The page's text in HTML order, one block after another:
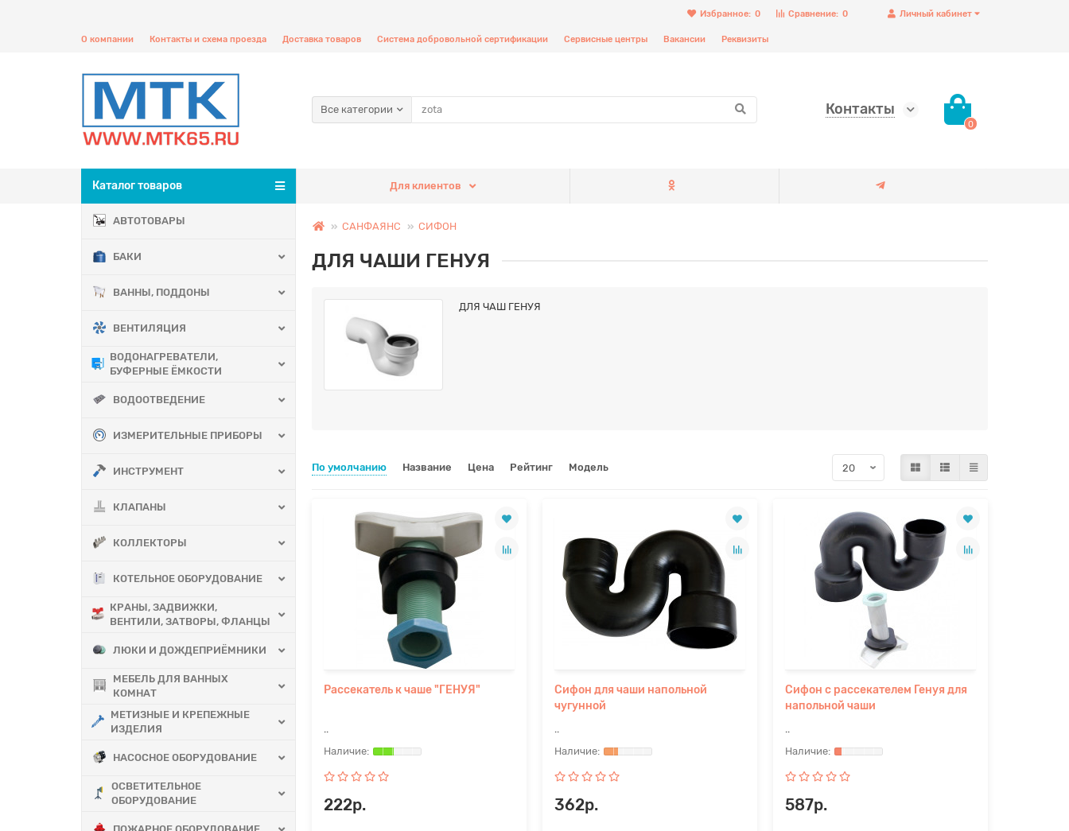
Личный кабинет
Сравнение: 0
Избранное: 0
О компании Контакты и схема проезда Доставка товаров Система добровольной сертификации Сервисные центры Вакансии Реквизиты
Все категории Контакты
0
Каталог товаров
АВТОТОВАРЫ
БАКИ
ВАННЫ, ПОДДОНЫ
ВЕНТИЛЯЦИЯ
ВОДОНАГРЕВАТЕЛИ,
БУФЕРНЫЕ ЁМКОСТИ
ВОДООТВЕДЕНИЕ
ИЗМЕРИТЕЛЬНЫЕ ПРИБОРЫ
ИНСТРУМЕНТ
КЛАПАНЫ
КОЛЛЕКТОРЫ
КОТЕЛЬНОЕ ОБОРУДОВАНИЕ
КРАНЫ, ЗАДВИЖКИ,
ВЕНТИЛИ, ЗАТВОРЫ, ФЛАНЦЫ
ЛЮКИ И ДОЖДЕПРИЁМНИКИ
МЕБЕЛЬ ДЛЯ ВАННЫХ
КОМНАТ
МЕТИЗНЫЕ И КРЕПЕЖНЫЕ
ИЗДЕЛИЯ
НАСОСНОЕ ОБОРУДОВАНИЕ
ОСВЕТИТЕЛЬНОЕ
ОБОРУДОВАНИЕ
Для клиентов
САНФАЯНС СИФОН
ДЛЯ ЧАШИ ГЕНУЯ
ДЛЯ ЧАШ ГЕНУЯ
По умолчанию Название Цена Рейтинг Модель
Рассекатель к чаше "ГЕНУЯ"
..
222р.
Сифон для чаши напольной
чугунной
..
362р.
Сифон с рассекателем Генуя для
напольной чаши
..
587р.